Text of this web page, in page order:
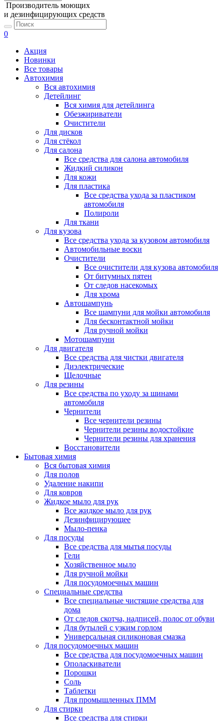
Производитель моющих
и дезинфицирующих средств
0
Акция
Новинки
Все товары
Автохимия
Вся автохимия
Детейлинг
Вся химия для детейлинга
Обезжириватели
Очистители
Для дисков
Для стёкол
Для салона
Все средства для салона автомобиля
Жидкий силикон
Для кожи
Для пластика
Все средства ухода за пластиком
автомобиля
Полироли
Для ткани
Для кузова
Все средства ухода за кузовом автомобиля
Автомобильные воски
Очистители
Все очистители для кузова автомобиля
От битумных пятен
От следов насекомых
Для хрома
Автошампунь
Все шампуни для мойки автомобиля
Для бесконтактной мойки
Для ручной мойки
Мотошампуни
Для двигателя
Все средства для чистки двигателя
Диэлектрические
Щелочные
Для резины
Все средства по уходу за шинами
автомобиля
Чернители
Все чернители резины
Чернители резины водостойкие
Чернители резины для хранения
Восстановители
Бытовая химия
Вся бытовая химия
Для полов
Удаление накипи
Для ковров
Жидкое мыло для рук
Все жидкое мыло для рук
Дезинфицирующее
Мыло-пенка
Для посуды
Все средства для мытья посуды
Гели
Хозяйственное мыло
Для ручной мойки
Для посудомоечных машин
Специальные средства
Все специальные чистящие средства для
дома
От следов скотча, надписей, полос от обуви
Для бутылей с узким горлом
Универсальная силиконовая смазка
Для посудомоечных машин
Все средства для посудомоечных машин
Ополаскиватели
Порошки
Соль
Таблетки
Для промышленных ПММ
Для стирки
Все средства для стирки